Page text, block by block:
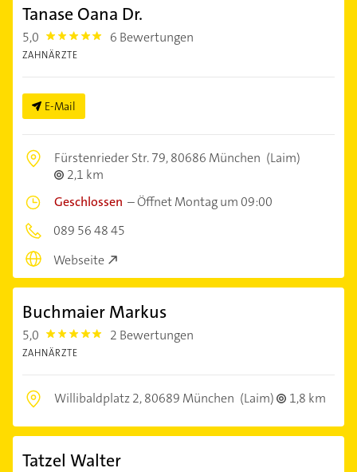
Tanase Oana Dr.
5,0 5.0 6 Bewertungen
ZAHNÄRZTE
E-Mail
Fürstenrieder Str. 79,80686 München (Laim)
2,1 km
Geschlossen –Öffnet Montag um 09:00
089 56 48 45
Webseite
Buchmaier Markus
5,0 5.0 2 Bewertungen
ZAHNÄRZTE
Willibaldplatz 2,80689 München (Laim) 1,8 km
Tatzel Walter